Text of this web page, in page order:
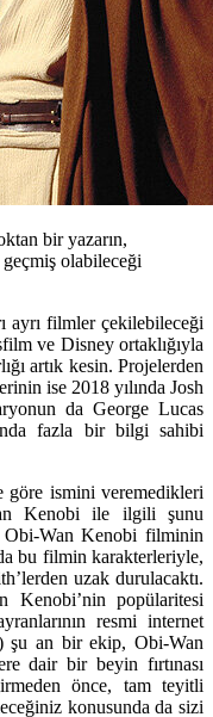
bir yazarın,
olabileceği
ayrı filmler çekilebileceği
ve Disney ortaklığıyla
artık kesin. Projelerden
ise 2018 yılında Josh
da George Lucas
fazla bir bilgi sahibi
göre ismini veremedikleri
Kenobi ile ilgili şunu
Wan Kenobi filminin
bu filmin karakterleriyle,
uzak durulacaktı.
Kenobi’nin popülaritesi
resmi internet
şu an bir ekip, Obi-Wan
dair bir beyin fırtınası
önce, tam teyitli
konusunda da sizi